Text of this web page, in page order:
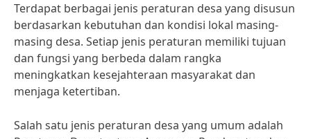
Terdapat berbagai jenis peraturan desa yang disusun
berdasarkan kebutuhan dan kondisi lokal masing-
masing desa. Setiap jenis peraturan memiliki tujuan
dan fungsi yang berbeda dalam rangka
meningkatkan kesejahteraan masyarakat dan
menjaga ketertiban.
Salah satu jenis peraturan desa yang umum adalah